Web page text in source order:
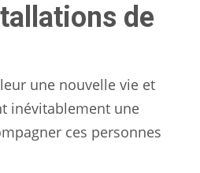
de
une nouvelle vie et
inévitablement une
ces personnes